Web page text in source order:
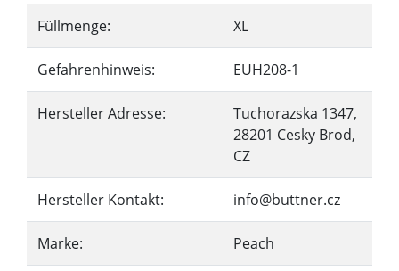
Füllmenge: XL
Gefahrenhinweis: EUH208-1
Hersteller Adresse:
Tuchorazska 1347,
28201 Cesky Brod,
CZ
Hersteller Kontakt: info@buttner.cz
Marke: Peach